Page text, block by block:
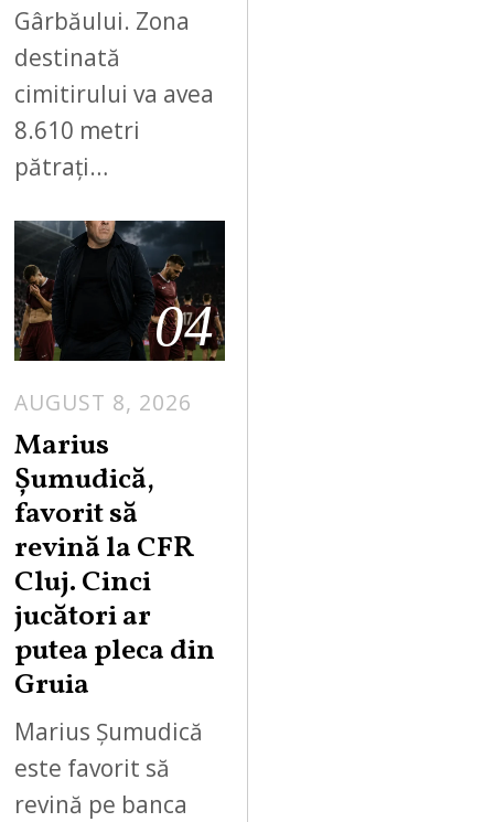
Gârbăului. Zona
destinată
cimitirului va avea
8.610 metri
pătrați…
04
AUGUST 8, 2026
Marius
Șumudică,
favorit să
revină la CFR
Cluj. Cinci
jucători ar
putea pleca din
Gruia
Marius Șumudică
este favorit să
revină pe banca